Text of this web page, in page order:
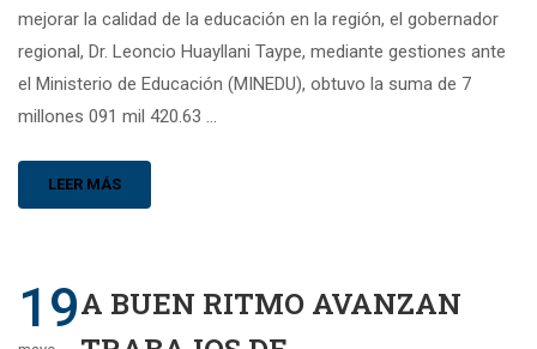
mejorar la calidad de la educación en la región, el gobernador
regional, Dr. Leoncio Huayllani Taype, mediante gestiones ante
el Ministerio de Educación (MINEDU), obtuvo la suma de 7
millones 091 mil 420.63 …
LEER MÁS
19A BUEN RITMO AVANZAN